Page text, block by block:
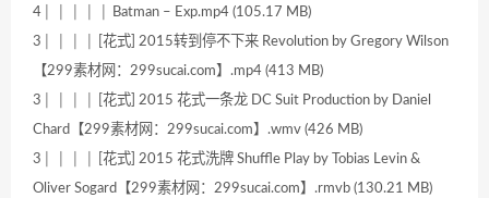
4│ │ │ │ │ Batman – Exp.mp4 (105.17 MB)
3│ │ │ │ [花式] 2015转到停不下来 Revolution by Gregory Wilson
【299素材网：299sucai.com】.mp4 (413 MB)
3│ │ │ │ [花式] 2015 花式一条龙 DC Suit Production by Daniel
Chard【299素材网：299sucai.com】.wmv (426 MB)
3│ │ │ │ [花式] 2015 花式洗牌 Shuffle Play by Tobias Levin &
Oliver Sogard【299素材网：299sucai.com】.rmvb (130.21 MB)